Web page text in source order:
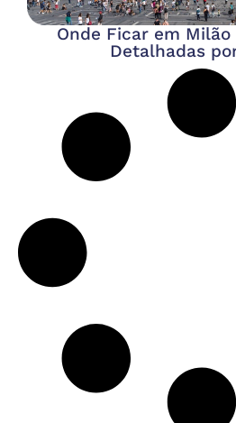
Onde Ficar em
Detalhadas